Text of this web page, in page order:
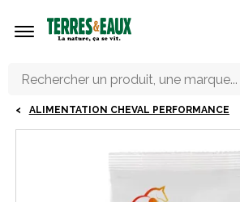
ALIMENTATION CHEVAL PERFORMANCE